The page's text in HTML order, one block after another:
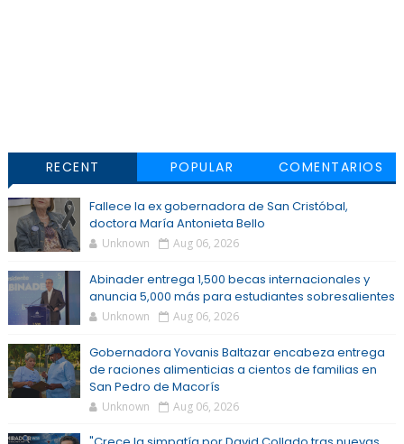
RECENT POPULAR COMENTARIOS
Fallece la ex gobernadora de San Cristóbal,
doctora María Antonieta Bello
Unknown Aug 06, 2026
Abinader entrega 1,500 becas internacionales y
anuncia 5,000 más para estudiantes sobresalientes
Unknown Aug 06, 2026
Gobernadora Yovanis Baltazar encabeza entrega
de raciones alimenticias a cientos de familias en
San Pedro de Macorís
Unknown Aug 06, 2026